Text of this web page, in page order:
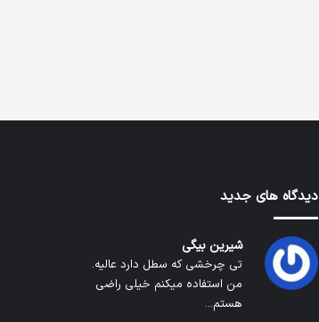
دیدگاه های جدید
شیرین بیگی
تی چرخشی که سطل دارد عالیه.
من استفاده میکنم خیلی راضی
هستم...